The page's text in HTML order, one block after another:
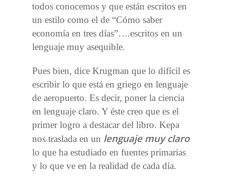
todos conocemos y que están escritos en
un estilo como el de “Cómo saber
economía en tres días”….escritos en un
lenguaje muy asequible.
Pues bien, dice Krugman que lo difícil es
escribir lo que está en griego en lenguaje
de aeropuerto. Es decir, poner la ciencia
en lenguaje claro. Y éste creo que es el
primer logro a destacar del libro. Kepa
nos traslada en un lenguaje muy claro
lo que ha estudiado en fuentes primarias
y lo que ve en la realidad de cada día.